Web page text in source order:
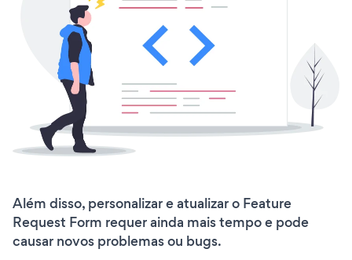
Além disso, personalizar e atualizar o Feature
Request Form requer ainda mais tempo e pode
causar novos problemas ou bugs.